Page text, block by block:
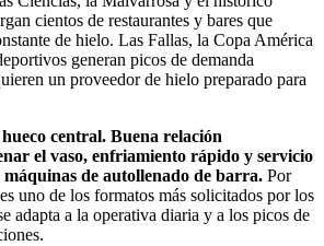
cientos de restaurantes y bares que
de hielo. Las Fallas, la Copa América
generan picos de demanda
un proveedor de hielo preparado para
central. Buena relación
el vaso, enfriamiento rápido y servicio
de autollenado de barra. Por
es uno de los formatos más solicitados por los
adapta a la operativa diaria y a los picos de